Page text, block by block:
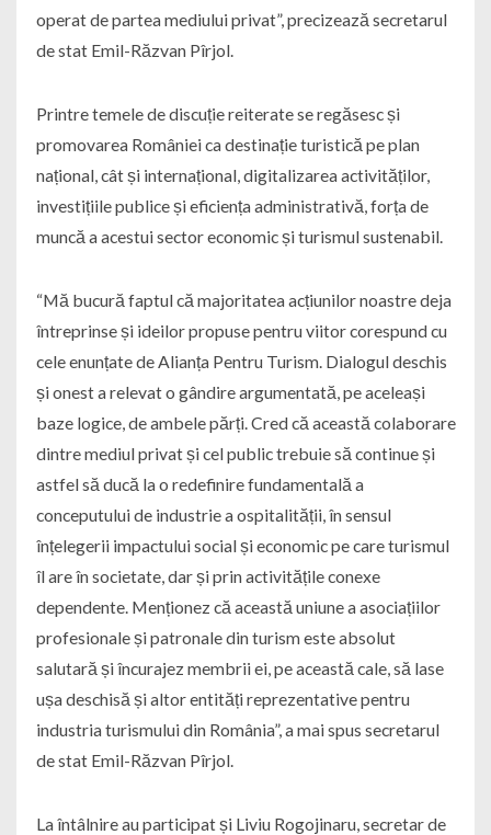
operat de partea mediului privat”, precizează secretarul
de stat Emil-Răzvan Pîrjol.
Printre temele de discuție reiterate se regăsesc și
promovarea României ca destinație turistică pe plan
național, cât și internațional, digitalizarea activităților,
investițiile publice și eficiența administrativă, forța de
muncă a acestui sector economic și turismul sustenabil.
“Mă bucură faptul că majoritatea acțiunilor noastre deja
întreprinse și ideilor propuse pentru viitor corespund cu
cele enunțate de Alianța Pentru Turism. Dialogul deschis
și onest a relevat o gândire argumentată, pe aceleași
baze logice, de ambele părți. Cred că această colaborare
dintre mediul privat și cel public trebuie să continue și
astfel să ducă la o redefinire fundamentală a
conceputului de industrie a ospitalității, în sensul
înțelegerii impactului social și economic pe care turismul
îl are în societate, dar și prin activitățile conexe
dependente. Menționez că această uniune a asociațiilor
profesionale și patronale din turism este absolut
salutară și încurajez membrii ei, pe această cale, să lase
ușa deschisă și altor entități reprezentative pentru
industria turismului din România”, a mai spus secretarul
de stat Emil-Răzvan Pîrjol.
La întâlnire au participat și Liviu Rogojinaru, secretar de